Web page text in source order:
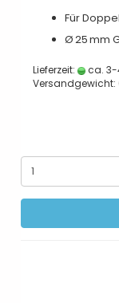
Für
Ø 25 mm
Lieferzeit: ca. 3-
Versandgewicht: